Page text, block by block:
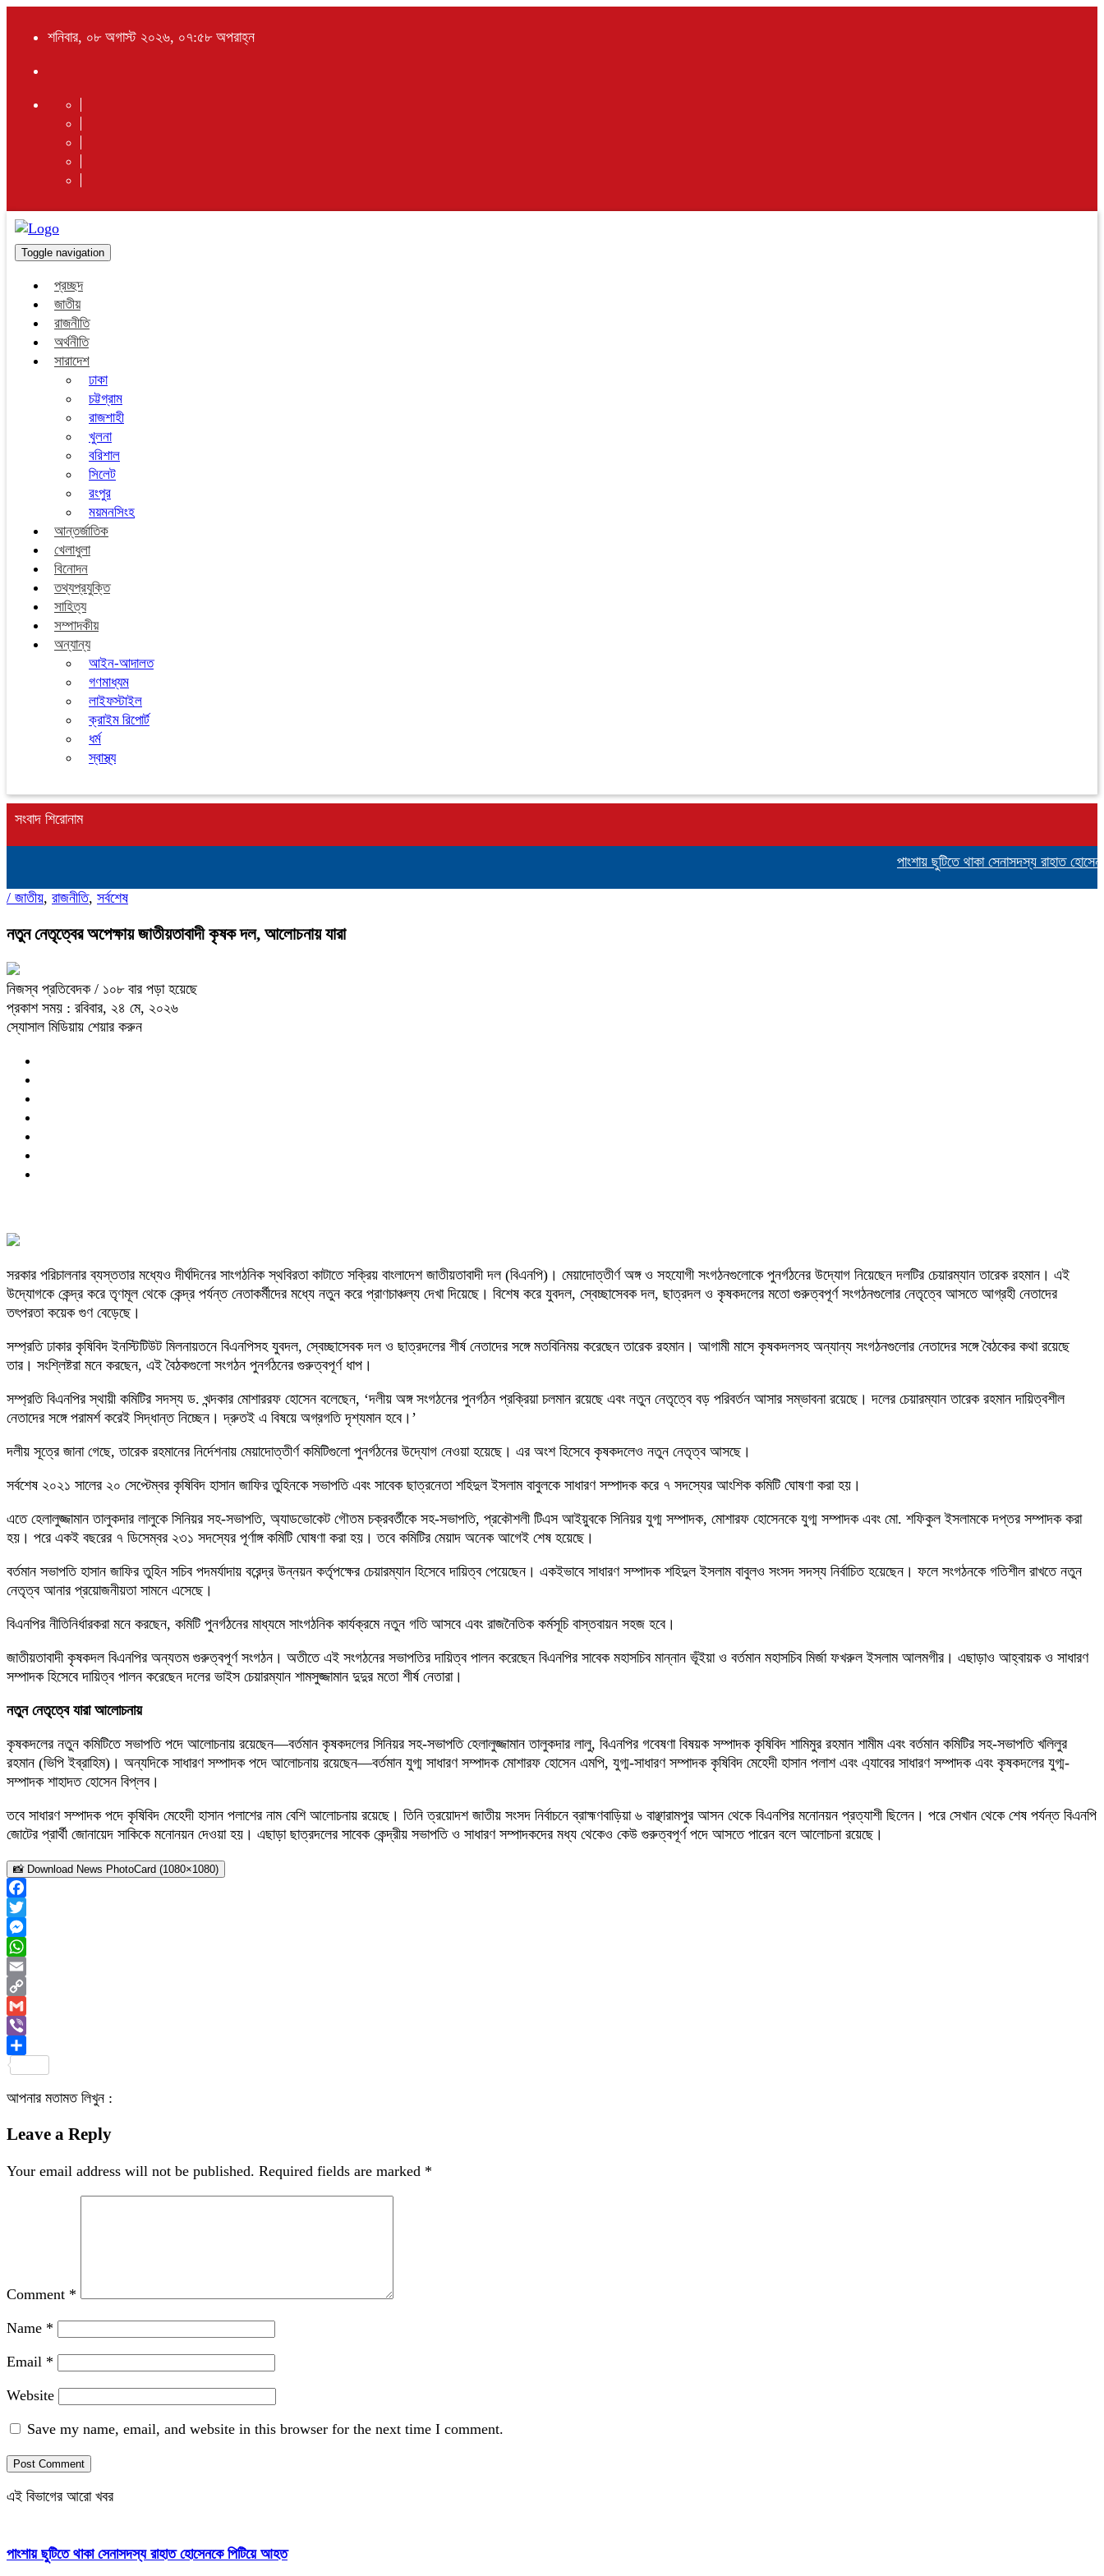
শনিবার, ০৮ অগাস্ট ২০২৬, ০৭:৫৮ অপরাহ্ন
Toggle navigation
প্রচ্ছদ
জাতীয়
রাজনীতি
অর্থনীতি
সারাদেশ
ঢাকা
চট্টগ্রাম
রাজশাহী
খুলনা
বরিশাল
সিলেট
রংপুর
ময়মনসিংহ
আন্তর্জাতিক
খেলাধুলা
বিনোদন
তথ্যপ্রযুক্তি
সাহিত্য
সম্পাদকীয়
অন্যান্য
আইন-আদালত
গণমাধ্যম
লাইফস্টাইল
ক্রাইম রিপোর্ট
ধর্ম
স্বাস্থ্য
সংবাদ শিরোনাম
পাংশায় ছুটিতে থাকা সেনাসদস্য রাহাত হোসেনকে
/ জাতীয়, রাজনীতি, সর্বশেষ
নতুন নেতৃত্বের অপেক্ষায় জাতীয়তাবাদী কৃষক দল, আলোচনায় যারা
নিজস্ব প্রতিবেদক / ১০৮ বার পড়া হয়েছে
প্রকাশ সময় : রবিবার, ২৪ মে, ২০২৬
স্যোসাল মিডিয়ায় শেয়ার করুন
সরকার পরিচালনার ব্যস্ততার মধ্যেও দীর্ঘদিনের সাংগঠনিক স্থবিরতা কাটাতে সক্রিয় বাংলাদেশ জাতীয়তাবাদী দল (বিএনপি)। মেয়াদোত্তীর্ণ অঙ্গ ও সহযোগী সংগঠনগুলোকে পুনর্গঠনের উদ্যোগ নিয়েছেন দলটির চেয়ারম্যান তারেক রহমান। এই
উদ্যোগকে কেন্দ্র করে তৃণমূল থেকে কেন্দ্র পর্যন্ত নেতাকর্মীদের মধ্যে নতুন করে প্রাণচাঞ্চল্য দেখা দিয়েছে। বিশেষ করে যুবদল, স্বেচ্ছাসেবক দল, ছাত্রদল ও কৃষকদলের মতো গুরুত্বপূর্ণ সংগঠনগুলোর নেতৃত্বে আসতে আগ্রহী নেতাদের
তৎপরতা কয়েক গুণ বেড়েছে।
সম্প্রতি ঢাকার কৃষিবিদ ইনস্টিটিউট মিলনায়তনে বিএনপিসহ যুবদল, স্বেচ্ছাসেবক দল ও ছাত্রদলের শীর্ষ নেতাদের সঙ্গে মতবিনিময় করেছেন তারেক রহমান। আগামী মাসে কৃষকদলসহ অন্যান্য সংগঠনগুলোর নেতাদের সঙ্গে বৈঠকের কথা রয়েছে
তার। সংশ্লিষ্টরা মনে করছেন, এই বৈঠকগুলো সংগঠন পুনর্গঠনের গুরুত্বপূর্ণ ধাপ।
সম্প্রতি বিএনপির স্থায়ী কমিটির সদস্য ড. খন্দকার মোশাররফ হোসেন বলেছেন, ‘দলীয় অঙ্গ সংগঠনের পুনর্গঠন প্রক্রিয়া চলমান রয়েছে এবং নতুন নেতৃত্বে বড় পরিবর্তন আসার সম্ভাবনা রয়েছে। দলের চেয়ারম্যান তারেক রহমান দায়িত্বশীল
নেতাদের সঙ্গে পরামর্শ করেই সিদ্ধান্ত নিচ্ছেন। দ্রুতই এ বিষয়ে অগ্রগতি দৃশ্যমান হবে।’
দলীয় সূত্রে জানা গেছে, তারেক রহমানের নির্দেশনায় মেয়াদোত্তীর্ণ কমিটিগুলো পুনর্গঠনের উদ্যোগ নেওয়া হয়েছে। এর অংশ হিসেবে কৃষকদলেও নতুন নেতৃত্ব আসছে।
সর্বশেষ ২০২১ সালের ২০ সেপ্টেম্বর কৃষিবিদ হাসান জাফির তুহিনকে সভাপতি এবং সাবেক ছাত্রনেতা শহিদুল ইসলাম বাবুলকে সাধারণ সম্পাদক করে ৭ সদস্যের আংশিক কমিটি ঘোষণা করা হয়।
এতে হেলালুজ্জামান তালুকদার লালুকে সিনিয়র সহ-সভাপতি, অ্যাডভোকেট গৌতম চক্রবর্তীকে সহ-সভাপতি, প্রকৌশলী টিএস আইয়ুবকে সিনিয়র যুগ্ম সম্পাদক, মোশারফ হোসেনকে যুগ্ম সম্পাদক এবং মো. শফিকুল ইসলামকে দপ্তর সম্পাদক করা
হয়। পরে একই বছরের ৭ ডিসেম্বর ২৩১ সদস্যের পূর্ণাঙ্গ কমিটি ঘোষণা করা হয়। তবে কমিটির মেয়াদ অনেক আগেই শেষ হয়েছে।
বর্তমান সভাপতি হাসান জাফির তুহিন সচিব পদমর্যাদায় বরেন্দ্র উন্নয়ন কর্তৃপক্ষের চেয়ারম্যান হিসেবে দায়িত্ব পেয়েছেন। একইভাবে সাধারণ সম্পাদক শহিদুল ইসলাম বাবুলও সংসদ সদস্য নির্বাচিত হয়েছেন। ফলে সংগঠনকে গতিশীল রাখতে নতুন
নেতৃত্ব আনার প্রয়োজনীয়তা সামনে এসেছে।
বিএনপির নীতিনির্ধারকরা মনে করছেন, কমিটি পুনর্গঠনের মাধ্যমে সাংগঠনিক কার্যক্রমে নতুন গতি আসবে এবং রাজনৈতিক কর্মসূচি বাস্তবায়ন সহজ হবে।
জাতীয়তাবাদী কৃষকদল বিএনপির অন্যতম গুরুত্বপূর্ণ সংগঠন। অতীতে এই সংগঠনের সভাপতির দায়িত্ব পালন করেছেন বিএনপির সাবেক মহাসচিব মান্নান ভূঁইয়া ও বর্তমান মহাসচিব মির্জা ফখরুল ইসলাম আলমগীর। এছাড়াও আহ্বায়ক ও সাধারণ
সম্পাদক হিসেবে দায়িত্ব পালন করেছেন দলের ভাইস চেয়ারম্যান শামসুজ্জামান দুদুর মতো শীর্ষ নেতারা।
নতুন নেতৃত্বে যারা আলোচনায়
কৃষকদলের নতুন কমিটিতে সভাপতি পদে আলোচনায় রয়েছেন—বর্তমান কৃষকদলের সিনিয়র সহ-সভাপতি হেলালুজ্জামান তালুকদার লালু, বিএনপির গবেষণা বিষয়ক সম্পাদক কৃষিবিদ শামিমুর রহমান শামীম এবং বর্তমান কমিটির সহ-সভাপতি খলিলুর
রহমান (ভিপি ইব্রাহিম)। অন্যদিকে সাধারণ সম্পাদক পদে আলোচনায় রয়েছেন—বর্তমান যুগ্ম সাধারণ সম্পাদক মোশারফ হোসেন এমপি, যুগ্ম-সাধারণ সম্পাদক কৃষিবিদ মেহেদী হাসান পলাশ এবং এ্যাবের সাধারণ সম্পাদক এবং কৃষকদলের যুগ্ম-
সম্পাদক শাহাদত হোসেন বিপ্লব।
তবে সাধারণ সম্পাদক পদে কৃষিবিদ মেহেদী হাসান পলাশের নাম বেশি আলোচনায় রয়েছে। তিনি ত্রয়োদশ জাতীয় সংসদ নির্বাচনে ব্রাহ্মণবাড়িয়া ৬ বাঞ্ছারামপুর আসন থেকে বিএনপির মনোনয়ন প্রত্যাশী ছিলেন। পরে সেখান থেকে শেষ পর্যন্ত বিএনপি
জোটের প্রার্থী জোনায়েদ সাকিকে মনোনয়ন দেওয়া হয়। এছাড়া ছাত্রদলের সাবেক কেন্দ্রীয় সভাপতি ও সাধারণ সম্পাদকদের মধ্য থেকেও কেউ গুরুত্বপূর্ণ পদে আসতে পারেন বলে আলোচনা রয়েছে।
📸 Download News PhotoCard (1080×1080)
Facebook
Twitter
Messenger
WhatsApp
Email
Copy
Link
Gmail
Viber
আপনার মতামত লিখুন :
Leave a Reply
Your email address will not be published. Required fields are marked *
Comment *
Name *
Email *
Website
Save my name, email, and website in this browser for the next time I comment.
এই বিভাগের আরো খবর
পাংশায় ছুটিতে থাকা সেনাসদস্য রাহাত হোসেনকে পিটিয়ে আহত